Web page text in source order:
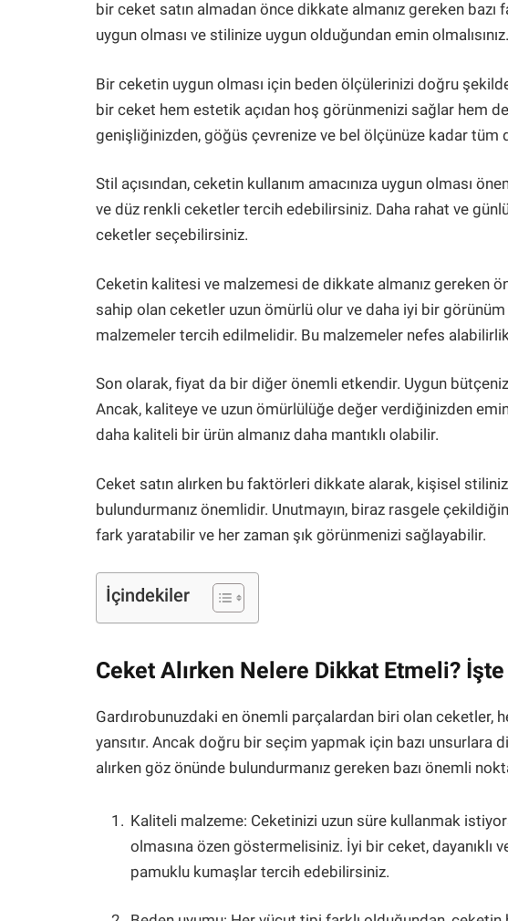
bir ceket satın almadan önce dikkate almanız gereken bazı
uygun olması ve stilinize uygun olduğundan emin olmalısınız.
Bir ceketin uygun olması için beden ölçülerinizi doğru
bir ceket hem estetik açıdan hoş görünmenizi sağlar hem
genişliğinizden, göğüs çevrenize ve bel ölçünüze kadar tüm
Stil açısından, ceketin kullanım amacınıza uygun olması
ve düz renkli ceketler tercih edebilirsiniz. Daha rahat ve
ceketler seçebilirsiniz.
Ceketin kalitesi ve malzemesi de dikkate almanız gereken
sahip olan ceketler uzun ömürlü olur ve daha iyi bir
malzemeler tercih edilmelidir. Bu malzemeler nefes alabilirlik
Son olarak, fiyat da bir diğer önemli etkendir. Uygun
Ancak, kaliteye ve uzun ömürlülüğe değer verdiğinizden
daha kaliteli bir ürün almanız daha mantıklı olabilir.
Ceket satın alırken bu faktörleri dikkate alarak, kişisel
bulundurmanız önemlidir. Unutmayın, biraz rasgele
fark yaratabilir ve her zaman şık görünmenizi sağlayabilir.
İçindekiler
Ceket Alırken Nelere Dikkat Etmeli?
Gardırobunuzdaki en önemli parçalardan biri olan ceketler,
yansıtır. Ancak doğru bir seçim yapmak için bazı
alırken göz önünde bulundurmanız gereken bazı önemli
Kaliteli malzeme: Ceketinizi uzun süre kullanmak
olmasına özen göstermelisiniz. İyi bir ceket, dayanıklı
pamuklu kumaşlar tercih edebilirsiniz.